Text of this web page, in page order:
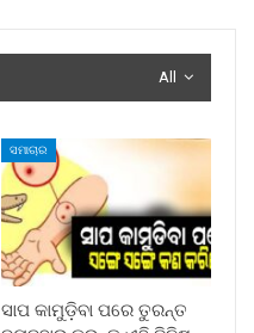
All
ସମାଚାର
ସାପ କାମୁଡ଼ିବା ପରେ ତୁରନ୍ତ